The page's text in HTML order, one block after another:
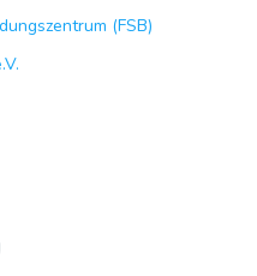
(FSB)